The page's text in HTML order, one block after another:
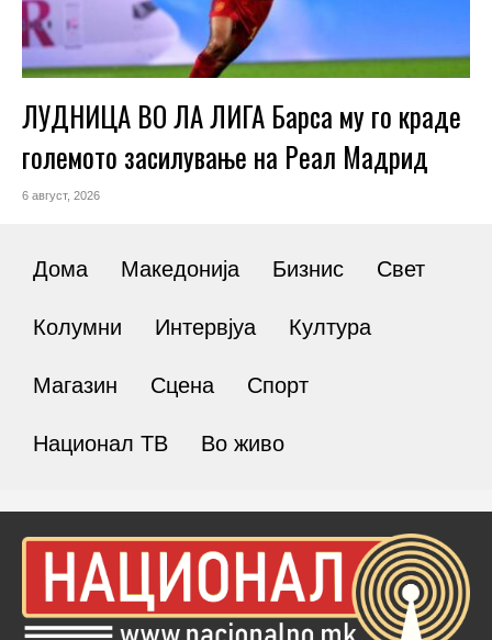
ЛУДНИЦА ВО ЛА ЛИГА Барса му го краде
големото засилување на Реал Мадрид
6 август, 2026
Дома Македонија Бизнис Свет
Колумни Интервјуа Култура
Магазин Сцена Спорт
Национал ТВ Во живо